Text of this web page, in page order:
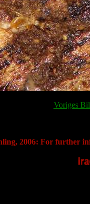
Voriges
2006: For further